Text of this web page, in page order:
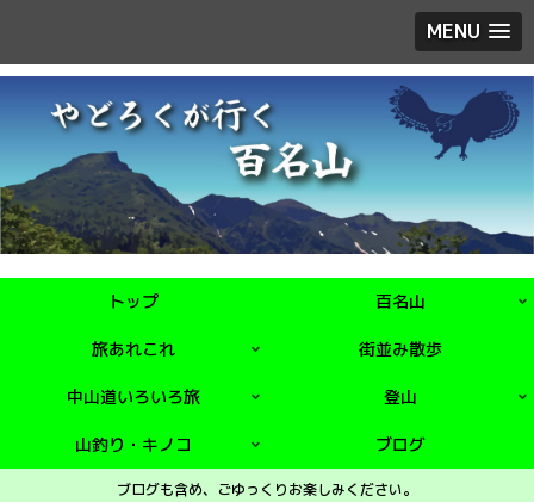
MENU
トップ 百名山
旅あれこれ 街並み散歩
中山道いろいろ旅 登山
山釣り・キノコ ブログ
ブログも含め、ごゆっくりお楽しみください。